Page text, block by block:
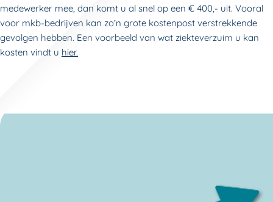
medewerker mee, dan komt u al snel op een € 400,- uit. Vooral
voor mkb-bedrijven kan zo’n grote kostenpost verstrekkende
gevolgen hebben. Een voorbeeld van wat ziekteverzuim u kan
kosten vindt u hier.